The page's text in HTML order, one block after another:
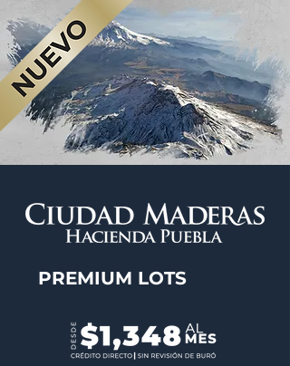
PREMIUM LOTS